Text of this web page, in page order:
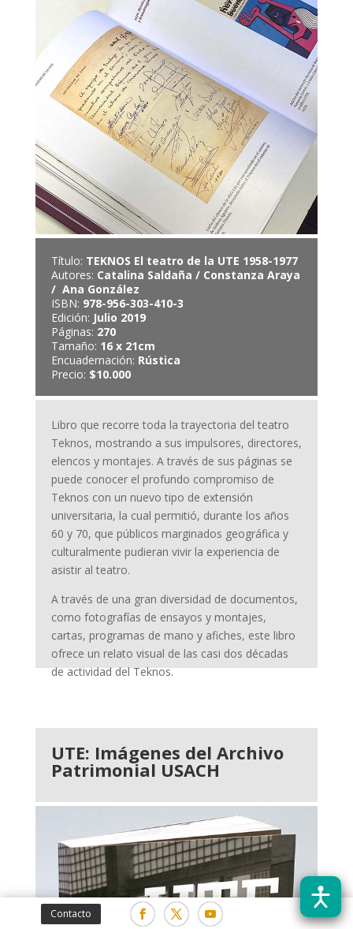
Contacto
Título: TEKNOS El teatro de la UTE 1958-1977
Autores: Catalina Saldaña / Constanza Araya
/ Ana González
ISBN: 978-956-303-410-3
Edición: Julio 2019
Páginas: 270
Tamaño: 16 x 21cm
Encuadernación: Rústica
Precio: $10.000
Libro que recorre toda la trayectoria del teatro
Teknos, mostrando a sus impulsores, directores,
elencos y montajes. A través de sus páginas se
puede conocer el profundo compromiso de
Teknos con un nuevo tipo de extensión
universitaria, la cual permitió, durante los años
60 y 70, que públicos marginados geográfica y
culturalmente pudieran vivir la experiencia de
asistir al teatro.
A través de una gran diversidad de documentos,
como fotografías de ensayos y montajes,
cartas, programas de mano y afiches, este libro
ofrece un relato visual de las casi dos décadas
de actividad del Teknos.
UTE: Imágenes del Archivo
Patrimonial USACH